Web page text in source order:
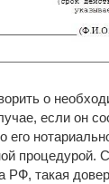
о
если он
процедурой.
РФ, такая